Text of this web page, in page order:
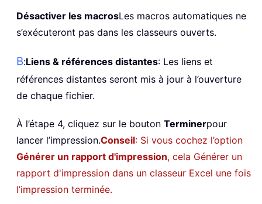
Désactiver les macrosLes macros automatiques ne
s’exécuteront pas dans les classeurs ouverts.
B:Liens & références distantes: Les liens et
références distantes seront mis à jour à l’ouverture
de chaque fichier.
À l’étape 4, cliquez sur le bouton Terminerpour
lancer l’impression.Conseil: Si vous cochez l’option
Générer un rapport d'impression, cela Générer un
rapport d'impression dans un classeur Excel une fois
l’impression terminée.